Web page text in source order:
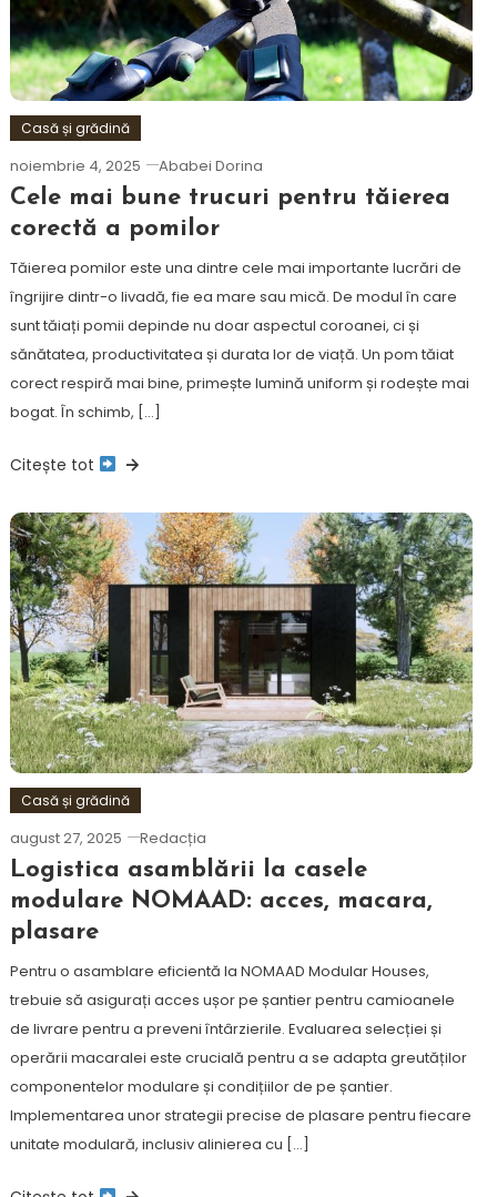
Casă și grădină
noiembrie 4, 2025 Ababei Dorina
Cele mai bune trucuri pentru tăierea
corectă a pomilor
Tăierea pomilor este una dintre cele mai importante lucrări de
îngrijire dintr-o livadă, fie ea mare sau mică. De modul în care
sunt tăiați pomii depinde nu doar aspectul coroanei, ci și
sănătatea, productivitatea și durata lor de viață. Un pom tăiat
corect respiră mai bine, primește lumină uniform și rodește mai
bogat. În schimb, […]
Citește tot
Casă și grădină
august 27, 2025 Redacția
Logistica asamblării la casele
modulare NOMAAD: acces, macara,
plasare
Pentru o asamblare eficientă la NOMAAD Modular Houses,
trebuie să asigurați acces ușor pe șantier pentru camioanele
de livrare pentru a preveni întârzierile. Evaluarea selecției și
operării macaralei este crucială pentru a se adapta greutăților
componentelor modulare și condițiilor de pe șantier.
Implementarea unor strategii precise de plasare pentru fiecare
unitate modulară, inclusiv alinierea cu […]